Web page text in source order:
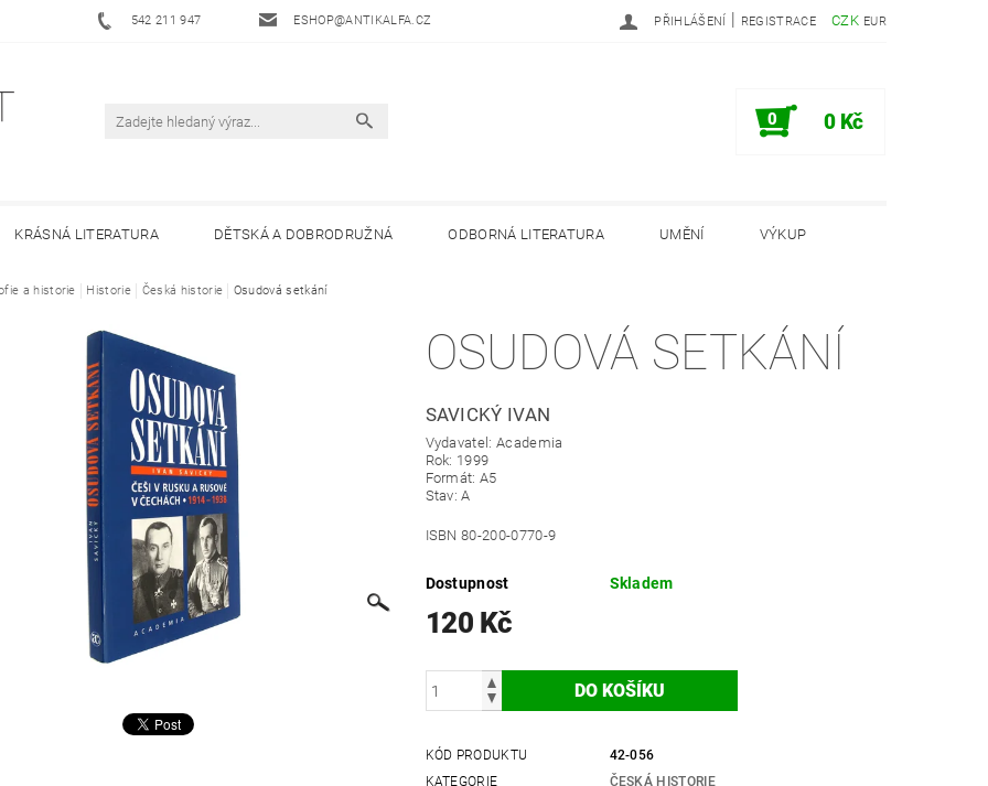
542 211 947 ESHOP@ANTIKALFA.CZ CZK EUR
PŘIHLÁŠENÍ | REGISTRACE
0 0 Kč
KRÁSNÁ LITERATURA DĚTSKÁ A DOBRODRUŽNÁ ODBORNÁ LITERATURA UMĚNÍ VÝKUP
ANTIKVARIÁTU ALFA HODNOCENÍ OBCHODU
a historie Historie Česká historie Osudová setkání
OSUDOVÁ SETKÁNÍ
SAVICKÝ IVAN
Vydavatel: Academia
Rok: 1999
Formát: A5
Stav: A
ISBN 80-200-0770-9
Dostupnost Skladem
120 Kč
KÓD PRODUKTU
42-056
KATEGORIE
ČESKÁ HISTORIE